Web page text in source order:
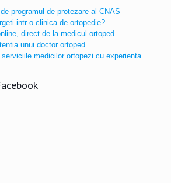
programul de protezare al CNAS
intr-o clinica de ortopedie?
direct de la medicul ortoped
unui doctor ortoped
serviciile medicilor ortopezi cu experienta